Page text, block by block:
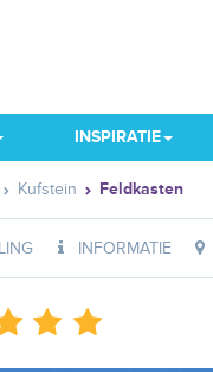
INSPIRATIE
Kufstein Feldkasten
INFORMATIE